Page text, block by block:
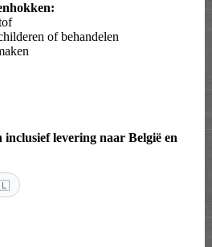
of behandelen
levering naar België en